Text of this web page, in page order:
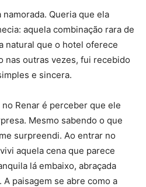
Queria que ela
aquela combinação rara de
natural que o hotel oferece
nas outras vezes, fui recebido
e sincera.
Renar é perceber que ele
Mesmo sabendo o que
surpreendi. Ao entrar no
aquela cena que parece
lá embaixo, abraçada
A paisagem se abre como a